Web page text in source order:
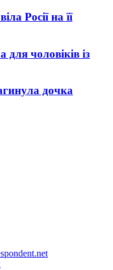
Росії на її
чоловіків із
дочка